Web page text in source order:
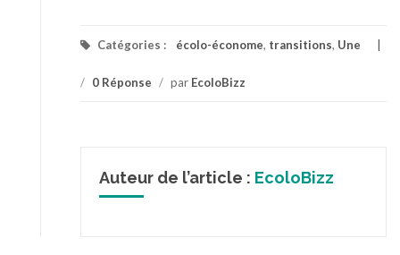
Catégories : écolo-économe, transitions, Une
/ 0 Réponse / par EcoloBizz
Auteur de l’article : EcoloBizz